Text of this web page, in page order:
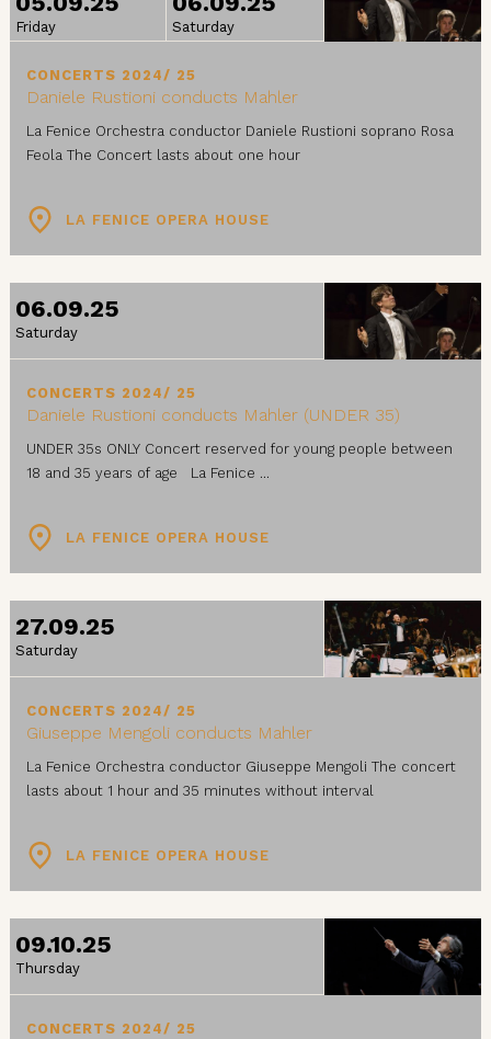
Friday Saturday
CONCERTS 2024/ 25
Daniele Rustioni conducts Mahler
La Fenice Orchestra conductor Daniele Rustioni soprano Rosa
Feola The Concert lasts about one hour
LA FENICE OPERA HOUSE
06.09.25
Saturday
CONCERTS 2024/ 25
Daniele Rustioni conducts Mahler (UNDER 35)
UNDER 35s ONLY Concert reserved for young people between
18 and 35 years of age La Fenice ...
LA FENICE OPERA HOUSE
27.09.25
Saturday
CONCERTS 2024/ 25
Giuseppe Mengoli conducts Mahler
La Fenice Orchestra conductor Giuseppe Mengoli The concert
lasts about 1 hour and 35 minutes without interval
LA FENICE OPERA HOUSE
09.10.25
Thursday
CONCERTS 2024/ 25